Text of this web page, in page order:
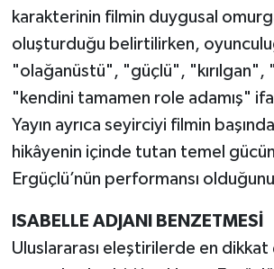
karakterinin filmin duygusal
oluşturduğu belirtilirken,
"olağanüstü", "güçlü", "kırılgan",
"kendini tamamen role adamış"
Yayın ayrıca seyirciyi filmin
hikâyenin içinde tutan temel
Ergüçlü’nün performansı
ISABELLE ADJANI BENZETMESİ
Uluslararası eleştirilerde en dikkat